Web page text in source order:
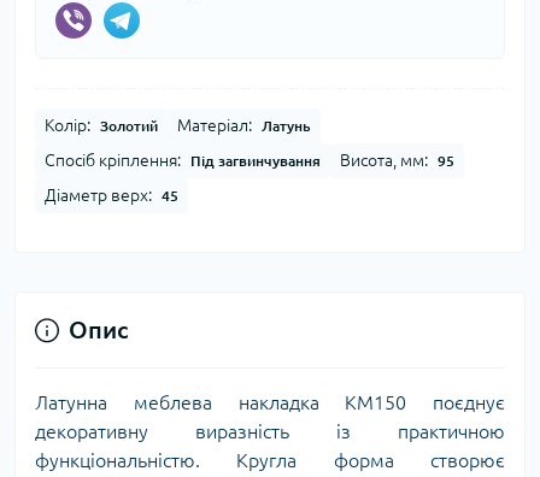
Колір: Золотий Матеріал: Латунь
Спосіб кріплення: Під загвинчування Висота, мм: 95
Діаметр верх: 45
Опис
Латунна меблева накладка KM150 поєднує
декоративну виразність із практичною
функціональністю. Кругла форма створює